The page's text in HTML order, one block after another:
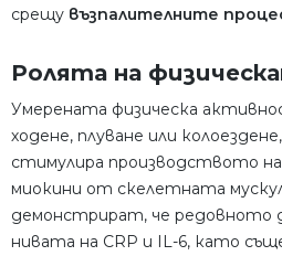
срещу възпалителните
Ролята на
Умерената физическа
ходене, плуване или
стимулира производството
миокини от скелетната
демонстрират, че редовното
нивата на CRP и IL-6, като